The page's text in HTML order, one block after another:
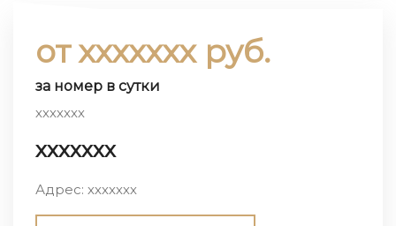
от ххххххх руб.
за номер в сутки
ххххххх
ххххххх
Адрес: ххххххх